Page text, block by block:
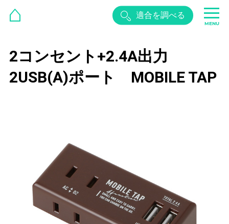
適合を調べる
MENU
2コンセント+2.4A出力
2USB(A)ポート MOBILE TAP